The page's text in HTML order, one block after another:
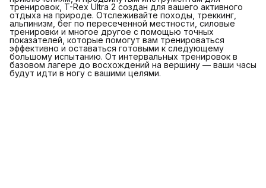
тренировок, T-Rex Ultra 2 создан для вашего активного
отдыха на природе. Отслеживайте походы, треккинг,
альпинизм, бег по пересеченной местности, силовые
тренировки и многое другое с помощью точных
показателей, которые помогут вам тренироваться
эффективно и оставаться готовыми к следующему
большому испытанию. От интервальных тренировок в
базовом лагере до восхождений на вершину — ваши часы
будут идти в ногу с вашими целями.